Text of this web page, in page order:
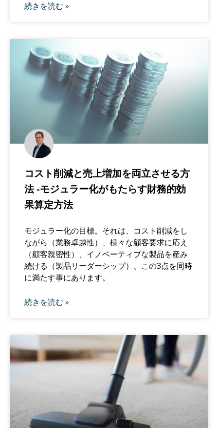
続きを読む »
コスト削減と売上増加を両立させる方
法 -モジュラー化がもたらす財務的効
果算定方法
モジュラー化の目標。それは、コスト削減をし
ながら（業務卓越性）、様々な顧客要求に応え
（顧客親密性）、イノベーティブな製品を産み
続ける（製品リーダーシップ）、この3点を同時
に満たす事にあります。
続きを読む »